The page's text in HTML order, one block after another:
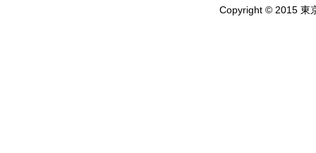
Copyright © 2015 東